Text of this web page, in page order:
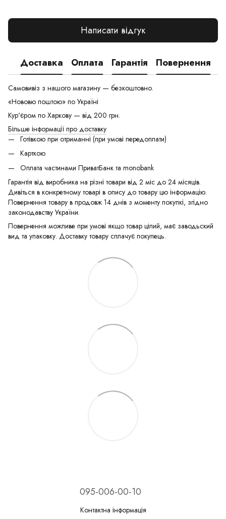
Написати відгук
Доставка Оплата Гарантія Повернення
Самовивіз з нашого магазину — безкоштовно.
«Нововю поштою» по Україні
Кур'єром по Харкову — від 200 грн.
Більше інформації про доставку
Готівкою при отриманні (при умові передоплати)
Карткою
Оплата частинами ПриватБанк та monobank
Гарантія від виробника на різні товари від 2 міс до 24 місяців.
Дивіться в конкретному товарі в опису до товару цю інформацію.
Повернення товару в продовж 14 днів з моменту покупкі, згідно
законодавству України.
Повернення можливе при умові якщо товар цілий, має заводьский
вид та упаковку. Доставку товару сплачує покупець.
095-006-00-10
Контактна інформація